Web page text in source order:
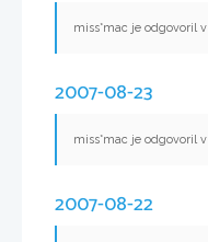
miss*mac je odgovoril v
2007-08-23
miss*mac je odgovoril v
2007-08-22